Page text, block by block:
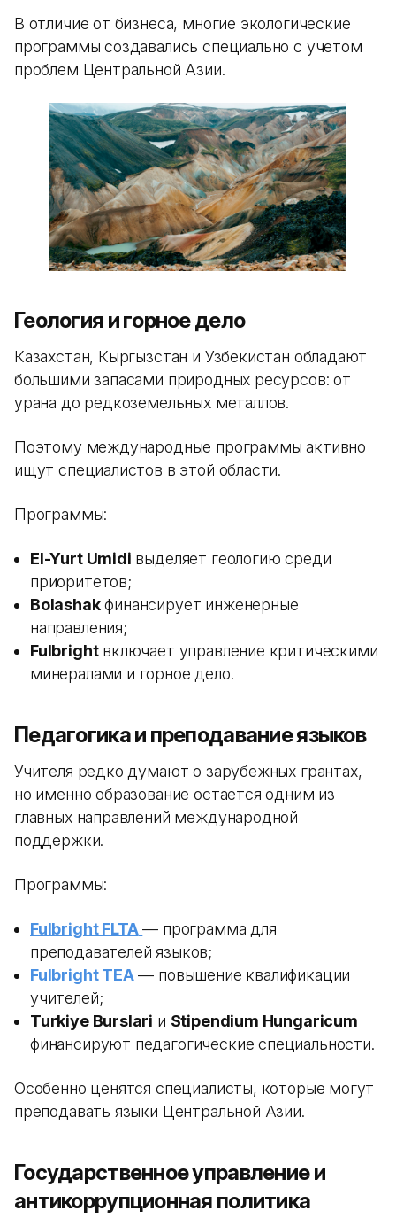
В отличие от бизнеса, многие экологические
программы создавались специально с учетом
проблем Центральной Азии.
Геология и горное дело
Казахстан, Кыргызстан и Узбекистан обладают
большими запасами природных ресурсов: от
урана до редкоземельных металлов.
Поэтому международные программы активно
ищут специалистов в этой области.
Программы:
El-Yurt Umidi выделяет геологию среди
приоритетов;
Bolashakфинансирует инженерные
направления;
Fulbrightвключает управление критическими
минералами и горное дело.
Педагогика и преподавание языков
Учителя редко думают о зарубежных грантах,
но именно образование остается одним из
главных направлений международной
поддержки.
Программы:
Fulbright FLTA — программа для
преподавателей языков;
Fulbright TEA— повышение квалификации
учителей;
Turkiye Burslari и Stipendium Hungaricum
финансируют педагогические специальности.
Особенно ценятся специалисты, которые могут
преподавать языки Центральной Азии.
Государственное управление и
антикоррупционная политика